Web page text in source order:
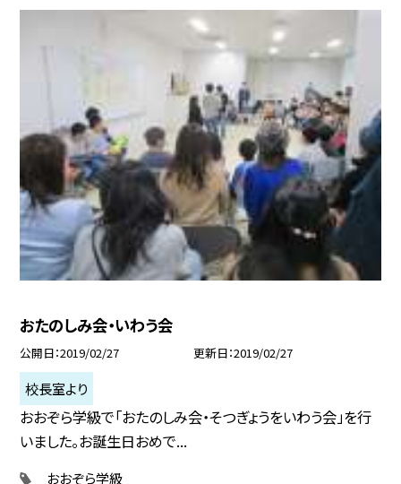
おたのしみ会・いわう会
公開日 2019/02/27 更新日 2019/02/27
校長室より
おおぞら学級で「おたのしみ会・そつぎょうをいわう会」を行
いました。お誕生日おめで...
おおぞら学級